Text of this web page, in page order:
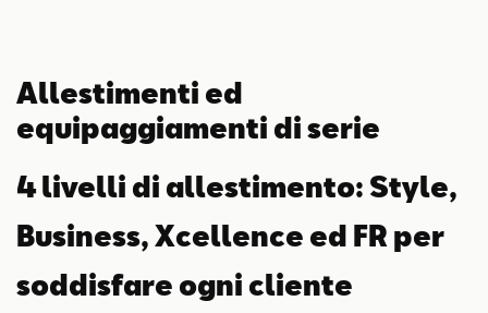
Allestimenti ed
equipaggiamenti di serie
4 livelli di allestimento: Style,
Business, Xcellence ed FR per
soddisfare ogni cliente